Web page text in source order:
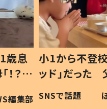
歳息
？」
編集部
小1から不登校
ッド」だった
作り続ける
#令和の子
SNSで話題